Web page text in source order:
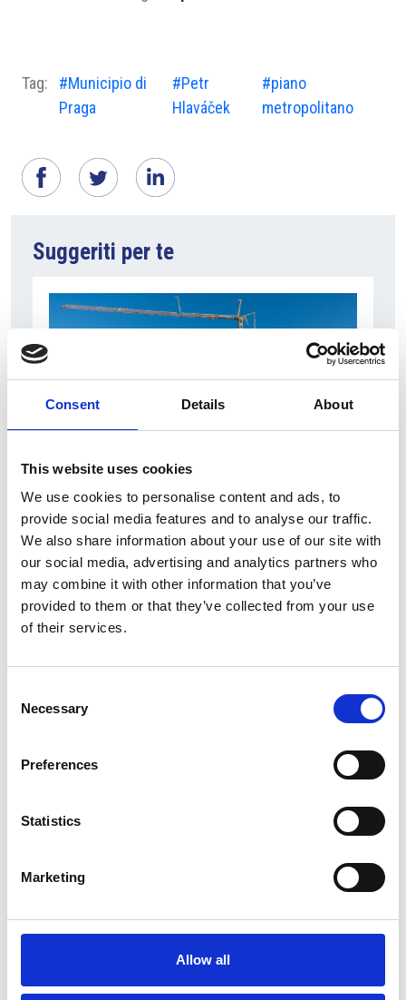
Consent Details About
This website uses cookies
We use cookies to personalise content and ads, to
provide social media features and to analyse our traffic.
We also share information about your use of our site with
our social media, advertising and analytics partners who
may combine it with other information that you’ve
provided to them or that they’ve collected from your use
of their services.
Selection
Necessary
Preferences
Statistics
Marketing
Allow all
Tag:
#Municipio di
Praga
#Petr
Hlaváček
#piano
metropolitano
Suggeriti per te
Nel primo semestre è aumentata fortemente la
costruzione di nuove abitazioni
Repubblica Ceca
Repubblica Ceca